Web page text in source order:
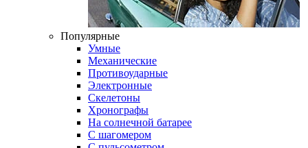
Популярные
Умные
Механические
Противоударные
Электронные
Скелетоны
Хронографы
На солнечной батарее
С шагомером